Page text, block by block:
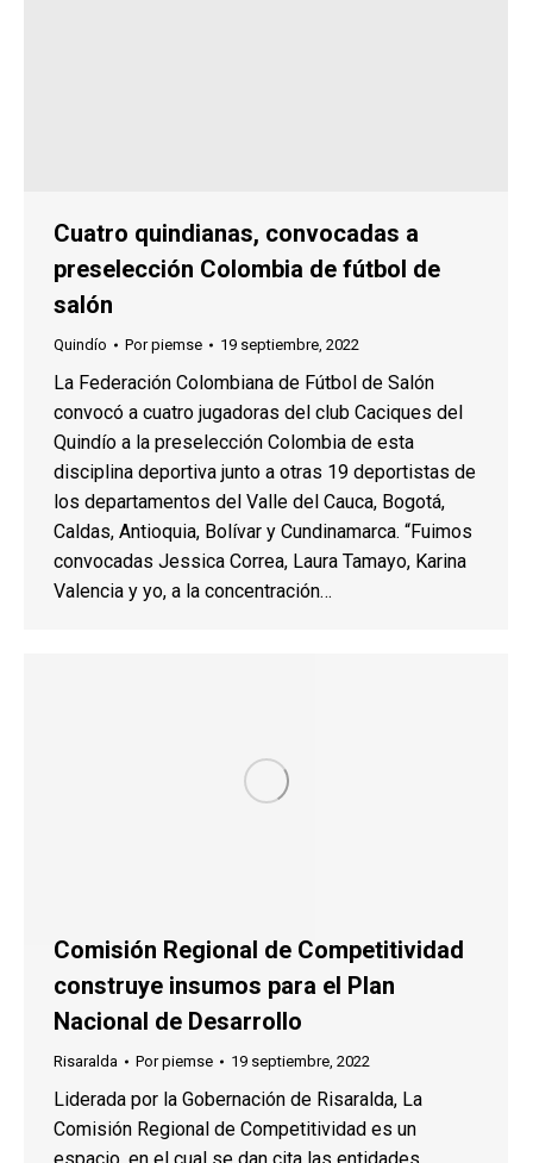
Cuatro quindianas, convocadas a
preselección Colombia de fútbol de
salón
Quindío Porpiemse 19 septiembre, 2022
La Federación Colombiana de Fútbol de Salón
convocó a cuatro jugadoras del club Caciques del
Quindío a la preselección Colombia de esta
disciplina deportiva junto a otras 19 deportistas de
los departamentos del Valle del Cauca, Bogotá,
Caldas, Antioquia, Bolívar y Cundinamarca. “Fuimos
convocadas Jessica Correa, Laura Tamayo, Karina
Valencia y yo, a la concentración…
Comisión Regional de Competitividad
construye insumos para el Plan
Nacional de Desarrollo
Risaralda Porpiemse 19 septiembre, 2022
Liderada por la Gobernación de Risaralda, La
Comisión Regional de Competitividad es un